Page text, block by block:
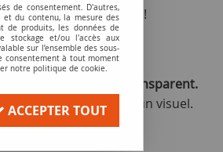
à donner votre avis !
,96€HT
en altuglas transparent.
permettant d'insérer un visuel.
de consentement. D'autres,
du contenu, la mesure des
de produits, les données de
stockage et/ou l'accès aux
sur l’ensemble des sous-
consentement à tout moment
notre politique de cookie.
ACCEPTER TOUT